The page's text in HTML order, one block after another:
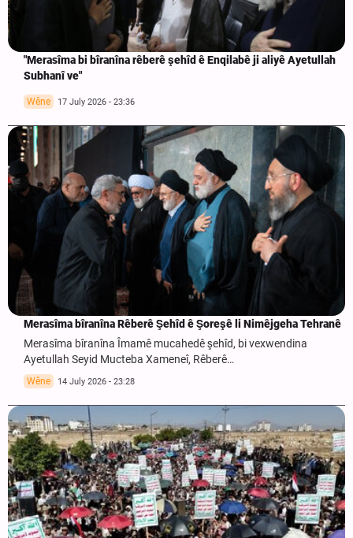
"Merasîma bi bîranîna rêberê şehîd ê Enqilabê ji aliyê Ayetullah
Subhanî ve"
Wêne 17 July 2026 - 23:36
Merasîma bîranîna Rêberê Şehîd ê Şoreşê li Nimêjgeha Tehranê
Merasîma bîranîna Îmamê mucahedê şehîd, bi vexwendina
Ayetullah Seyid Mucteba Xameneî, Rêberê…
Wêne 14 July 2026 - 23:28